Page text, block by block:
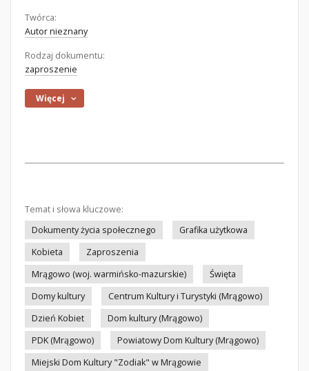
Twórca:
Autor nieznany
Rodzaj dokumentu:
zaproszenie
Więcej
Temat i słowa kluczowe:
Dokumenty życia społecznego
Grafika użytkowa
Kobieta
Zaproszenia
Mrągowo (woj. warmińsko-mazurskie)
Święta
Domy kultury
Centrum Kultury i Turystyki (Mrągowo)
Dzień Kobiet
Dom kultury (Mrągowo)
PDK (Mrągowo)
Powiatowy Dom Kultury (Mrągowo)
Miejski Dom Kultury "Zodiak" w Mrągowie